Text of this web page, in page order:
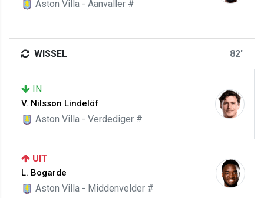
Aston Villa - Aanvaller #
WISSEL 82'
IN
V. Nilsson Lindelöf
Aston Villa - Verdediger #
UIT
L. Bogarde
Aston Villa - Middenvelder #